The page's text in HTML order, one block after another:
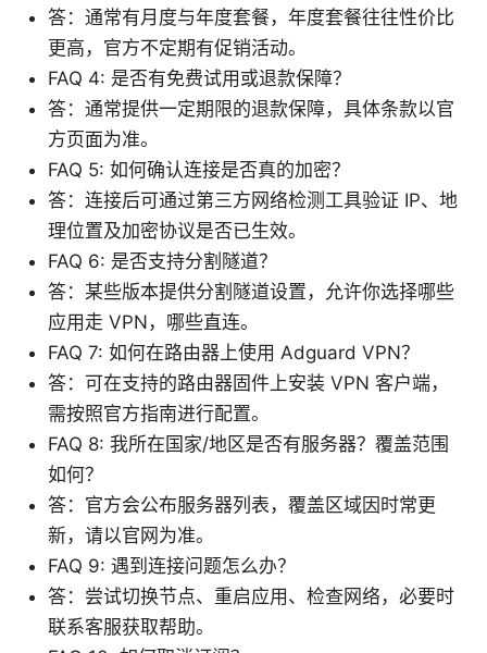
答：通常有月度与年度套餐，年度套餐往往性价比
更高，官方不定期有促销活动。
FAQ 4: 是否有免费试用或退款保障？
答：通常提供一定期限的退款保障，具体条款以官
方页面为准。
FAQ 5: 如何确认连接是否真的加密？
答：连接后可通过第三方网络检测工具验证 IP、地
理位置及加密协议是否已生效。
FAQ 6: 是否支持分割隧道？
答：某些版本提供分割隧道设置，允许你选择哪些
应用走 VPN，哪些直连。
FAQ 7: 如何在路由器上使用 Adguard VPN？
答：可在支持的路由器固件上安装 VPN 客户端，
需按照官方指南进行配置。
FAQ 8: 我所在国家/地区是否有服务器？覆盖范围
如何？
答：官方会公布服务器列表，覆盖区域因时常更
新，请以官网为准。
FAQ 9: 遇到连接问题怎么办？
答：尝试切换节点、重启应用、检查网络，必要时
联系客服获取帮助。